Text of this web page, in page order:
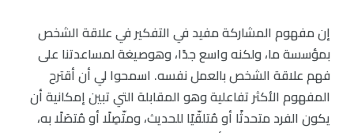
إن مفهوم المشاركة مفيد في التفكير في علاقة الشخص
بمؤسسة ما، ولكنه واسع جدًا، وهوصيغة لمساعدتنا على
فهم علاقة الشخص بالعمل نفسه. اسمحوا لي أن أقترح
المفهوم الأكثر تفاعلية وهو المقابلة التي تبين إمكانية أن
يكون الفرد متحدثًا أو مُتلقّيًا للحديث، ومتّصِلًا أو مُتصَلًا به،